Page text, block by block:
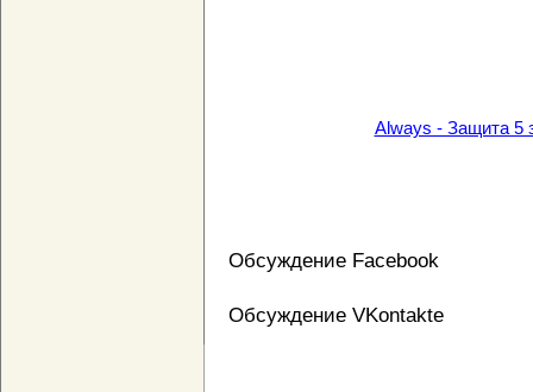
Always - Защита 5
Обсуждение Facebook
Обсуждение VKontakte